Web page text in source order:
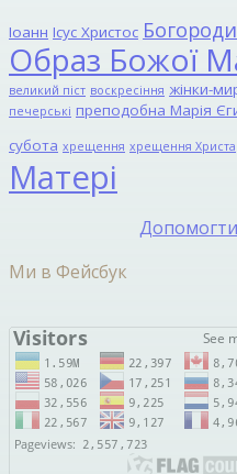
Іоанн Ісус Христос
Образ Божої
великий піст воскресіння жінки-
печерські преподобна Марія
субота хрещення хрещення Христа
Матері
Ми в Фейсбук